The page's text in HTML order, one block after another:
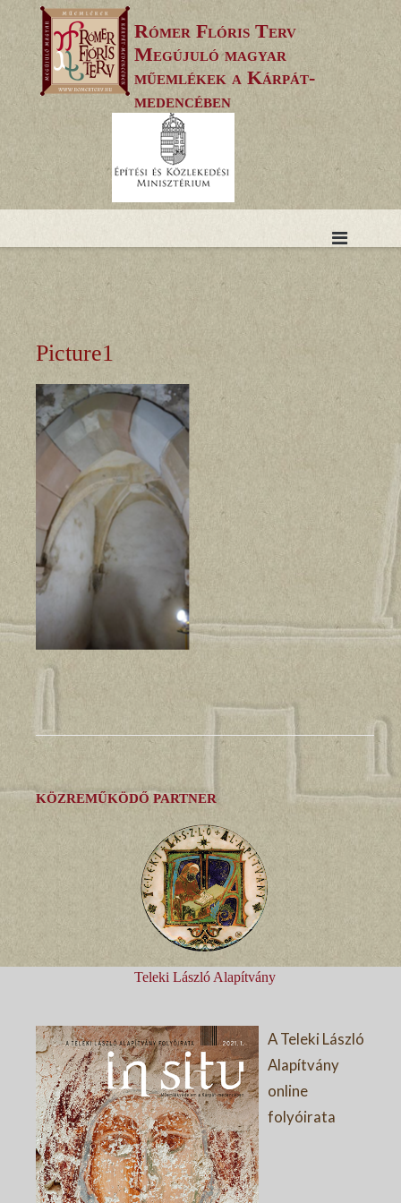
to
content
Rómer Flóris Terv
Megújuló magyar
műemlékek a Kárpát-
medencében
Picture1
KÖZREMŰKÖDŐ PARTNER
Teleki László Alapítvány
A Teleki László
Alapítvány
online
folyóirata